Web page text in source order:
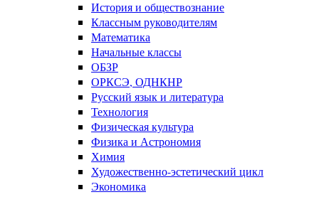
История и обществознание
Классным руководителям
Математика
Начальные классы
ОБЗР
ОРКСЭ, ОДНКНР
Русский язык и литература
Технология
Физическая культура
Физика и Астрономия
Химия
Художественно-эстетический цикл
Экономика